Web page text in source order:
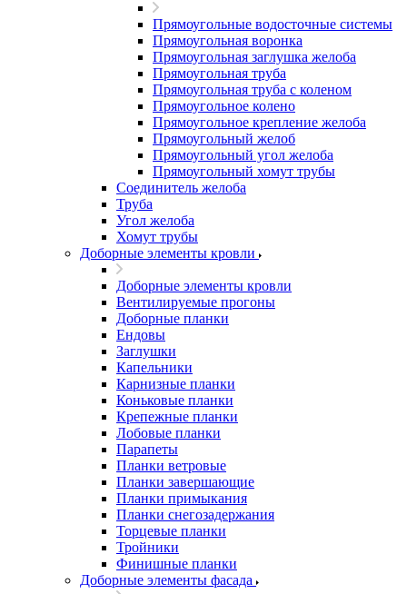
Прямоугольные водосточные системы
Прямоугольная воронка
Прямоугольная заглушка желоба
Прямоугольная труба
Прямоугольная труба c коленом
Прямоугольное колено
Прямоугольное крепление желоба
Прямоугольный желоб
Прямоугольный угол желоба
Прямоугольный хомут трубы
Соединитель желоба
Труба
Угол желоба
Хомут трубы
Доборные элементы кровли
Доборные элементы кровли
Вентилируемые прогоны
Доборные планки
Ендовы
Заглушки
Капельники
Карнизные планки
Коньковые планки
Крепежные планки
Лобовые планки
Парапеты
Планки ветровые
Планки завершающие
Планки примыкания
Планки снегозадержания
Торцевые планки
Тройники
Финишные планки
Доборные элементы фасада